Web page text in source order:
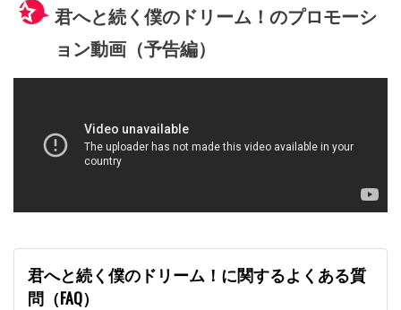
君へと続く僕のドリーム！のプロモーシ
ョン動画（予告編）
君へと続く僕のドリーム！に関するよくある質
問（FAQ）